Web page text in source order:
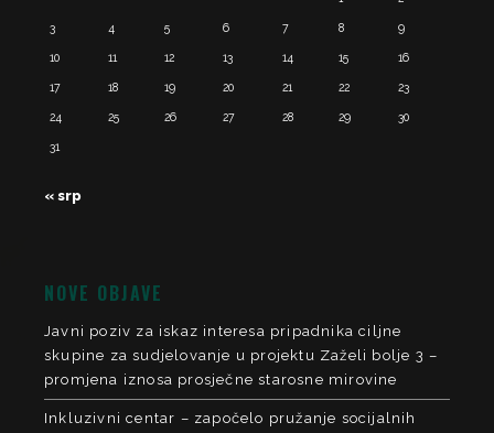
3 4 5 6 7 8 9
10 11 12 13 14 15 16
17 18 19 20 21 22 23
24 25 26 27 28 29 30
31
« srp
NOVE OBJAVE
Javni poziv za iskaz interesa pripadnika ciljne
skupine za sudjelovanje u projektu Zaželi bolje 3 –
promjena iznosa prosječne starosne mirovine
Inkluzivni centar – započelo pružanje socijalnih